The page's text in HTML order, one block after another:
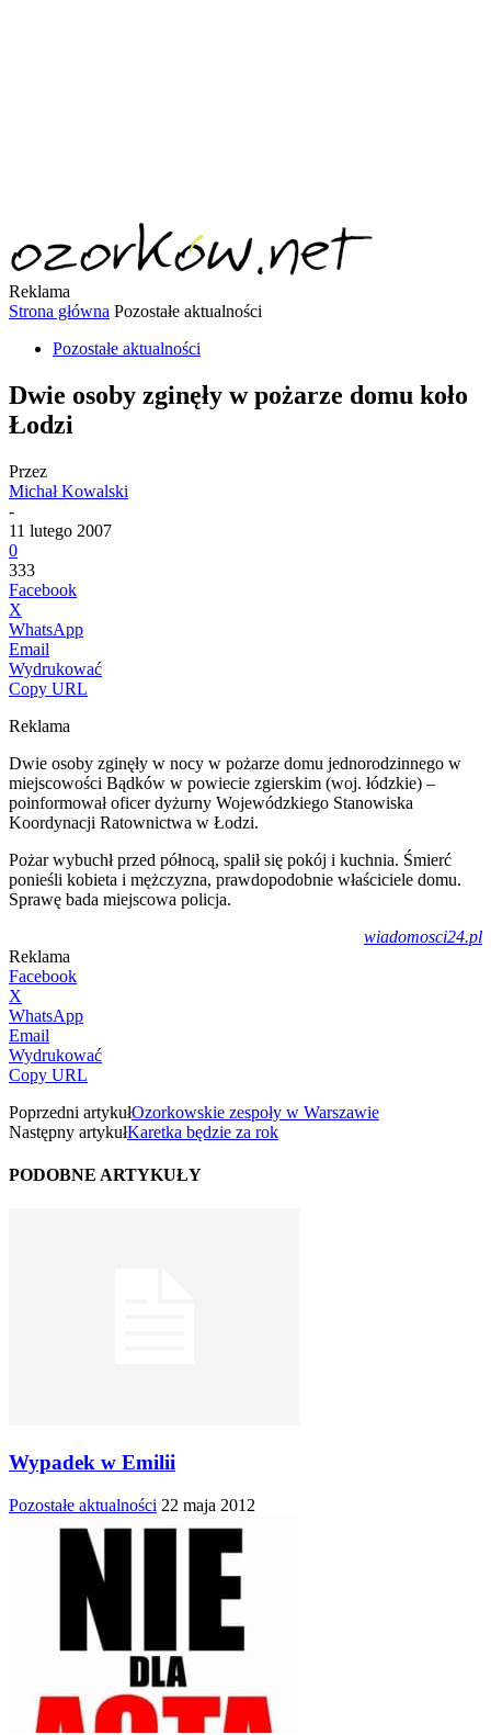
Reklama
Strona główna Pozostałe aktualności
Pozostałe aktualności
Dwie osoby zginęły w pożarze domu koło
Łodzi
Przez
Michał Kowalski
-
11 lutego 2007
0
333
Facebook
X
WhatsApp
Email
Wydrukować
Copy URL
Reklama
Dwie osoby zginęły w nocy w pożarze domu jednorodzinnego w
miejscowości Bądków w powiecie zgierskim (woj. łódzkie) –
poinformował oficer dyżurny Wojewódzkiego Stanowiska
Koordynacji Ratownictwa w Łodzi.
Pożar wybuchł przed północą, spalił się pokój i kuchnia. Śmierć
ponieśli kobieta i mężczyzna, prawdopodobnie właściciele domu.
Sprawę bada miejscowa policja.
wiadomosci24.pl
Reklama
Facebook
X
WhatsApp
Email
Wydrukować
Copy URL
Poprzedni artykułOzorkowskie zespoły w Warszawie
Następny artykułKaretka będzie za rok
PODOBNE ARTYKUŁY
Wypadek w Emilii
Pozostałe aktualności 22 maja 2012